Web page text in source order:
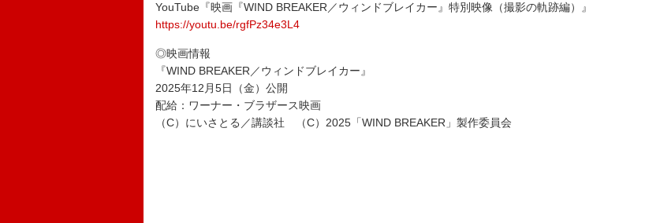
YouTube『映画『WIND BREAKER／ウィンドブレイカー』特別映像（撮影の軌跡編）』
https://youtu.be/rgfPz34e3L4
◎映画情報
『WIND BREAKER／ウィンドブレイカー』
2025年12月5日（金）公開
配給：ワーナー・ブラザース映画
（C）にいさとる／講談社 （C）2025「WIND BREAKER」製作委員会